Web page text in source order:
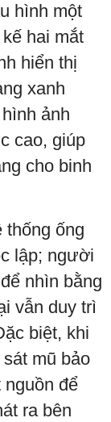
hình một
hai mắt
hiển thị
xanh
ảnh
cao, giúp
cho binh
thống ống
lập; người
nhìn bằng
vẫn duy trì
biệt, khi
mũ bảo
nguồn để
ra bên